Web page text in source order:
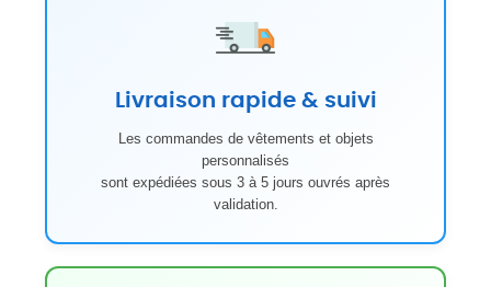
Livraison rapide & suivi
Les commandes de vêtements et objets
personnalisés
sont expédiées sous 3 à 5 jours ouvrés après
validation.